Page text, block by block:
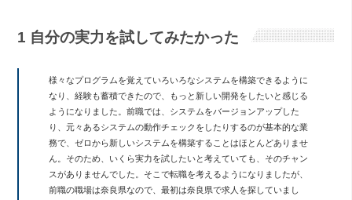
1 自分の実力を試してみたかった
様々なプログラムを覚えていろいろなシステムを構築できるように
なり、経験も蓄積できたので、もっと新しい開発をしたいと感じる
ようになりました。前職では、システムをバージョンアップした
り、元々あるシステムの動作チェックをしたりするのが基本的な業
務で、ゼロから新しいシステムを構築することはほとんどありませ
ん。そのため、いくら実力を試したいと考えていても、そのチャン
スがありませんでした。そこで転職を考えるようになりましたが、
前職の職場は奈良県なので、最初は奈良県で求人を探していまし